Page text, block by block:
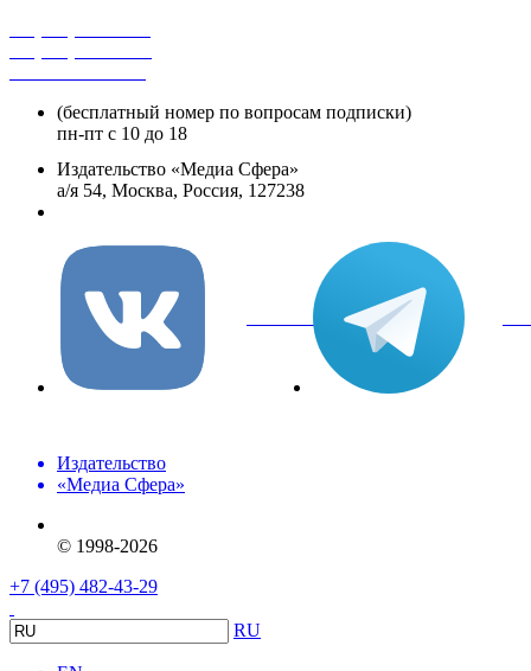
(бесплатный номер по вопросам подписки)
пн-пт с 10 до 18
Издательство «Медиа Сфера»
а/я 54, Москва, Россия, 127238
вКонтакте
Издательство
«Медиа Сфера»
© 1998-2026
+7 (495) 482-43-29
RU